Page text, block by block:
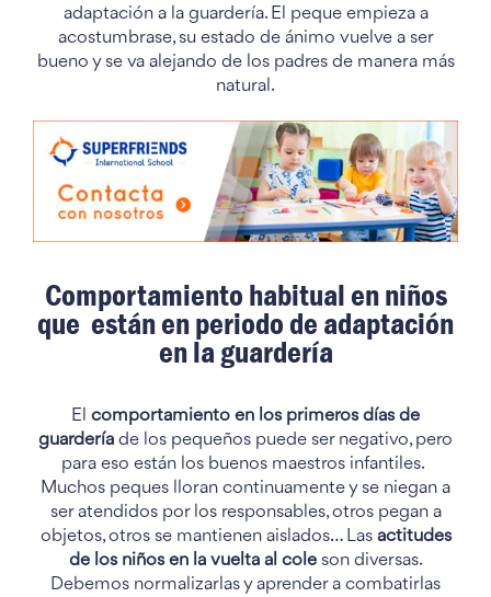
adaptación a la guardería. El peque empieza a
acostumbrase, su estado de ánimo vuelve a ser
bueno y se va alejando de los padres de manera más
natural.
Comportamiento habitual en niños
que están en periodo de adaptación
en la guardería
El comportamiento en los primeros días de
guardería de los pequeños puede ser negativo, pero
para eso están los buenos maestros infantiles.
Muchos peques lloran continuamente y se niegan a
ser atendidos por los responsables, otros pegan a
objetos, otros se mantienen aislados… Las actitudes
de los niños en la vuelta al coleson diversas.
Debemos normalizarlas y aprender a combatirlas